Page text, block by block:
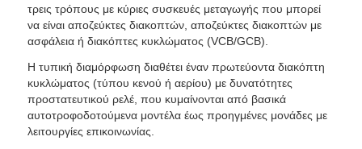
Γύρος εργοστασίων
Ποιοτικός έλεγχος
επαφή
τρεις τρόπους με κύριες συσκευές μεταγωγής που μπορεί
να είναι αποζεύκτες διακοπτών, αποζεύκτες διακοπτών με
ασφάλεια ή διακόπτες κυκλώματος (VCB/GCB).
Η τυπική διαμόρφωση διαθέτει έναν πρωτεύοντα διακόπτη
κυκλώματος (τύπου κενού ή αερίου) με δυνατότητες
προστατευτικού ρελέ, που κυμαίνονται από βασικά
αυτοτροφοδοτούμενα μοντέλα έως προηγμένες μονάδες με
λειτουργίες επικοινωνίας.